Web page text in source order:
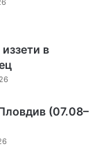
в
(07.08–